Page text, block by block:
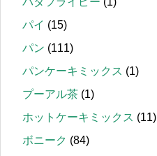
パイ (15)
パン (111)
パンケーキミックス (1)
プーアル茶 (1)
ホットケーキミックス (11)
ボニーク (84)